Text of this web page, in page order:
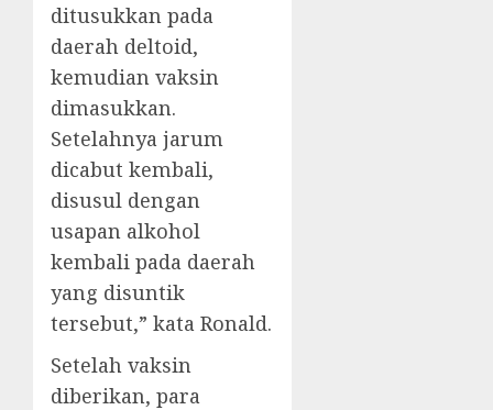
ditusukkan pada
daerah deltoid,
kemudian vaksin
dimasukkan.
Setelahnya jarum
dicabut kembali,
disusul dengan
usapan alkohol
kembali pada daerah
yang disuntik
tersebut,” kata Ronald.
Setelah vaksin
diberikan, para